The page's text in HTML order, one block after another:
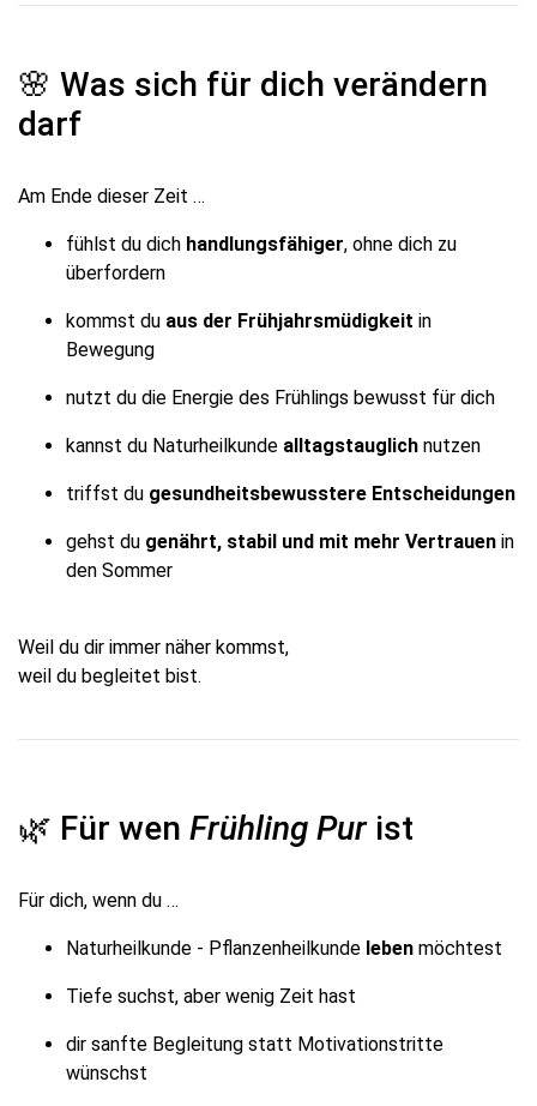
🌸 Was sich für dich verändern
darf
Am Ende dieser Zeit …
fühlst du dich handlungsfähiger, ohne dich zu
überfordern
kommst du aus der Frühjahrsmüdigkeit in
Bewegung
nutzt du die Energie des Frühlings bewusst für dich
kannst du Naturheilkunde alltagstauglich nutzen
triffst du gesundheitsbewusstere Entscheidungen
gehst du genährt, stabil und mit mehr Vertrauen in
den Sommer
Weil du dir immer näher kommst,
weil du begleitet bist.
🌿 Für wen Frühling Purist
Für dich, wenn du …
Naturheilkunde - Pflanzenheilkunde leben möchtest
Tiefe suchst, aber wenig Zeit hast
dir sanfte Begleitung statt Motivationstritte
wünschst